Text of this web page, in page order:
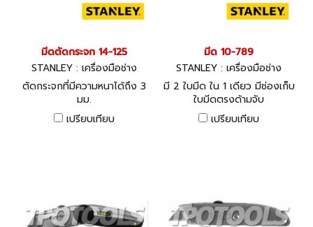
มีดตัดกระจก 14-125
STANLEY : เครื่องมือช่าง
ตัดกระจกที่มีความหนาได้ถึง 3
มม.
เปรียบเทียบ
มีด 10-789
STANLEY : เครื่องมือช่าง
มี 2 ใบมีด ใน 1 เดียว มีช่องเก็บ
ใบมีดตรงด้ามจับ
เปรียบเทียบ